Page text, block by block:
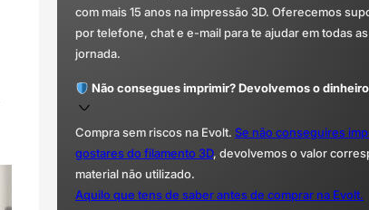
com mais 15 anos na impressão 3D. Oferecemos
por telefone, chat e e-mail para te ajudar em todas
jornada.
Não consegues imprimir? Devolvemos o
Compra sem riscos na Evolt. Se não conseguires
gostares do filamento 3D, devolvemos o valor
material não utilizado.
Aquilo que tens de saber antes de comprar na Evolt.